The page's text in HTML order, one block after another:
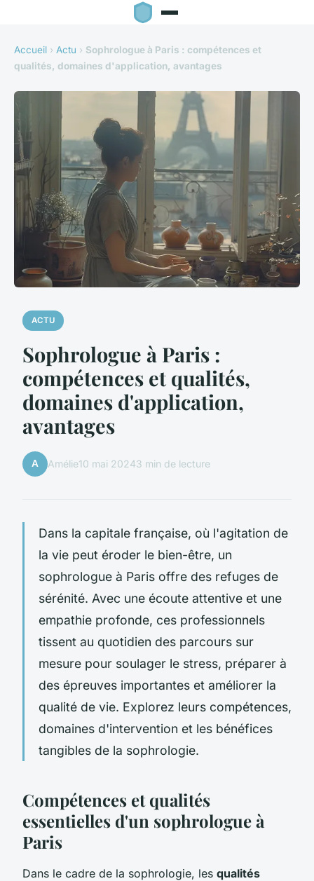
Accueil › Actu › Sophrologue à Paris : compétences et
qualités, domaines d'application, avantages
ACTU
Sophrologue à Paris :
compétences et qualités,
domaines d'application,
avantages
A Amélie10 mai 20243 min de lecture
Dans la capitale française, où l'agitation de
la vie peut éroder le bien-être, un
sophrologue à Paris offre des refuges de
sérénité. Avec une écoute attentive et une
empathie profonde, ces professionnels
tissent au quotidien des parcours sur
mesure pour soulager le stress, préparer à
des épreuves importantes et améliorer la
qualité de vie. Explorez leurs compétences,
domaines d'intervention et les bénéfices
tangibles de la sophrologie.
Compétences et qualités
essentielles d'un sophrologue à
Paris
Dans le cadre de la sophrologie, les qualités